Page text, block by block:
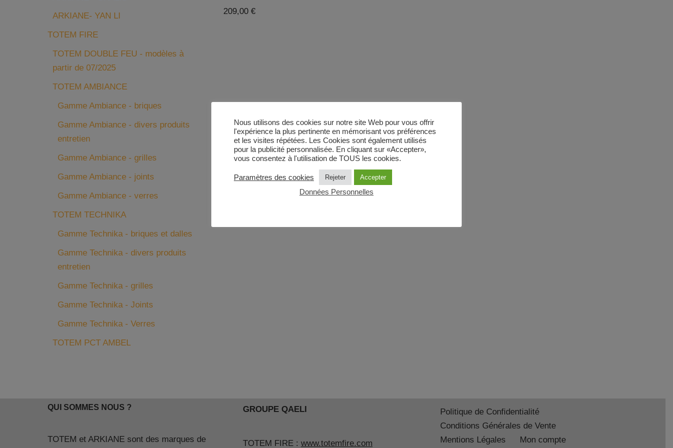
ARKIANE- YAN LI
TOTEM FIRE
TOTEM DOUBLE FEU - modèles à
partir de 07/2025
TOTEM AMBIANCE
Gamme Ambiance - briques
Gamme Ambiance - divers produits
entretien
Gamme Ambiance - grilles
Gamme Ambiance - joints
Gamme Ambiance - verres
TOTEM TECHNIKA
Gamme Technika - briques et dalles
Gamme Technika - divers produits
entretien
Gamme Technika - grilles
Gamme Technika - Joints
Gamme Technika - Verres
TOTEM PCT AMBEL
209,00 €
QUI SOMMES NOUS ?
TOTEM et ARKIANE sont des marques de
GROUPE QAELI
TOTEM FIRE : www.totemfire.com
Politique de Confidentialité
Conditions Générales de Vente
Mentions Légales
Mon compte
Nous utilisons des cookies sur notre site Web pour vous offrir
l'expérience la plus pertinente en mémorisant vos préférences
et les visites répétées. Les Cookies sont également utilisés
pour la publicité personnalisée. En cliquant sur «Accepter»,
vous consentez à l'utilisation de TOUS les cookies.
Paramètres des cookies Rejeter Accepter
Données Personnelles